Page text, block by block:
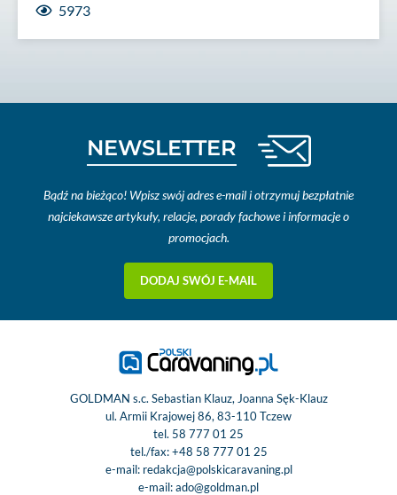
5973
NEWSLETTER
Bądź na bieżąco! Wpisz swój adres e-mail i otrzymuj bezpłatnie
najciekawsze artykuły, relacje, porady fachowe i informacje o
promocjach.
DODAJ SWÓJ E-MAIL
GOLDMAN s.c. Sebastian Klauz, Joanna Sęk-Klauz
ul. Armii Krajowej 86, 83-110 Tczew
tel. 58 777 01 25
tel./fax:+48 58 777 01 25
e-mail: redakcja@polskicaravaning.pl
e-mail:ado@goldman.pl